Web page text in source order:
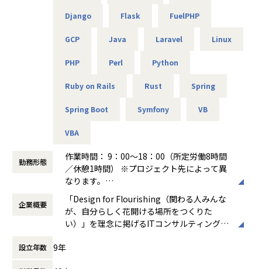
できるようになりました。ソフトウェアの設計や製造の経験
しかなかったため、
エンジニアとしてこの様な活躍の仕方もあるのかと実感しま
エンジニアだけでなく採用・営業・教育といったやれる事が
アルテニアのいいところだと思います。
【業務の変更の範囲】
主な業務：ポリシー改善、ログ分析、運用改善提案
-- データセンタ移設に伴うサーバ基盤リプレース案件 --
担当工程：基本設計、運用設計、詳細設計、構築、テスト、
担当者：30台前半、男性、入社1年目
-- 金融システムインフラ開発 --
担当工程：基本設計、運用設計、詳細設計、構築、テスト、
担当者：20台後半、男性、入社1年目
-- 官公庁向けインフラ開発 --
使用スキル：VMware、Windows、Linux
移行
共に成長できる方を歓迎します！
＜開発部門 想定キャリアパス＞
月1回の面談にてキャリアの方向性をすり合わせながら、案
件を決定します。
「開発経験を積みたい」「設計に挑戦したい」「上流工程を
担当したい」などの
＜ネットワーク部門 想定キャリアパス＞
運用保守 → 構築 → 設計 → セキュリティ・コンサルティング
件を決定します。
「構築に行きたい」「設計に挑戦したい」「セキュリティ分
野を経験したい」などの
Django Flask FuelPHP
GCP Java Laravel Linux
PHP Perl Python
Ruby on Rails Rust Spring
Spring Boot Symfony VB
VBA
勤務形態
作業時間： 9：00～18：00（所定労働8時間
／休憩1時間） ※プロジェクト先によって異
なります。
働き方：
固定時間制（9時～18時、10時～19
時など）
時間外労働の有無： 有（月平均0時間～20時
間）
休憩時間： 60分
企業概要
「Design for Flourishing（関わる人みんな
が、自分らしく花開ける場所をつくりた
い）」を理念に掲げるITコンサルティング・
客様をリードする」のではなく、「お客様と
設立年数 9年